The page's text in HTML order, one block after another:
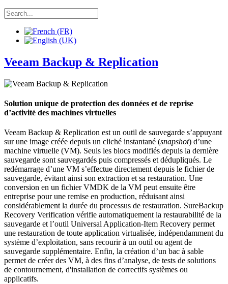
Veeam Backup & Replication
Solution unique de protection des données et de reprise
d’activité des machines virtuelles
Veeam Backup & Replication est un outil de sauvegarde s’appuyant
sur une image créée depuis un cliché instantané (snapshot) d’une
machine virtuelle (VM). Seuls les blocs modifiés depuis la dernière
sauvegarde sont sauvegardés puis compressés et dédupliqués. Le
redémarrage d’une VM s’effectue directement depuis le fichier de
sauvegarde, évitant ainsi son extraction et sa restauration. Une
conversion en un fichier VMDK de la VM peut ensuite être
entreprise pour une remise en production, réduisant ainsi
considérablement la durée du processus de restauration. SureBackup
Recovery Verification vérifie automatiquement la restaurabilité de la
sauvegarde et l’outil Universal Application-Item Recovery permet
une restauration de toute application virtualisée, indépendamment du
système d’exploitation, sans recourir à un outil ou agent de
sauvegarde supplémentaire. Enfin, la création d’un bac à sable
permet de créer des VM, à des fins d’analyse, de tests de solutions
de contournement, d'installation de correctifs systèmes ou
applicatifs.